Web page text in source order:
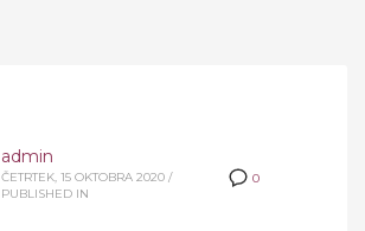
0
admin
ČETRTEK, 15 OKTOBRA 2020 /
PUBLISHED IN